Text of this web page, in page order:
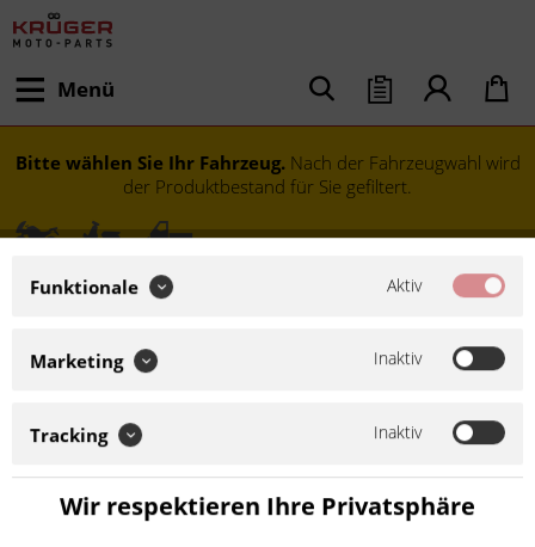
Menü
Bitte wählen Sie Ihr Fahrzeug. Nach der Fahrzeugwahl wird
der Produktbestand für Sie gefiltert.
Funktionale Aktiv
Marketing Inaktiv
Tracking Inaktiv
Wir respektieren Ihre Privatsphäre